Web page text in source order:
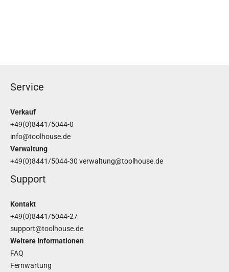
Service
Verkauf
+49(0)8441/5044-0
info@toolhouse.de
Verwaltung
+49(0)8441/5044-30 verwaltung@toolhouse.de
Support
Kontakt
+49(0)8441/5044-27
support@toolhouse.de
Weitere Informationen
FAQ
Fernwartung